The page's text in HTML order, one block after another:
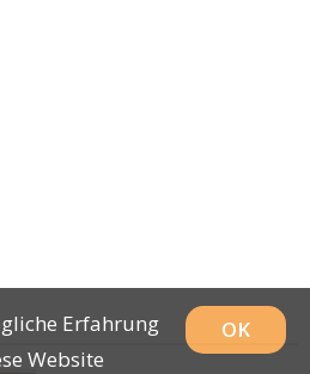
OK
Erfahrung
Website